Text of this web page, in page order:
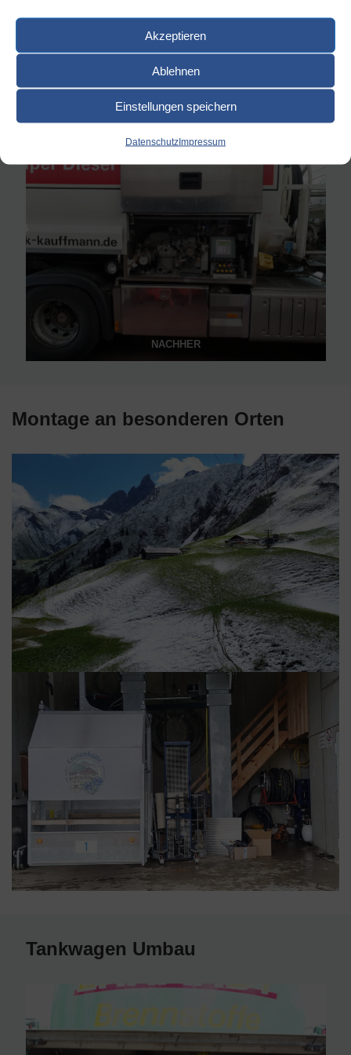
Akzeptieren
Ablehnen
Einstellungen speichern
DatenschutzImpressum
NACHHER
Montage an besonderen Orten
Tankwagen Umbau